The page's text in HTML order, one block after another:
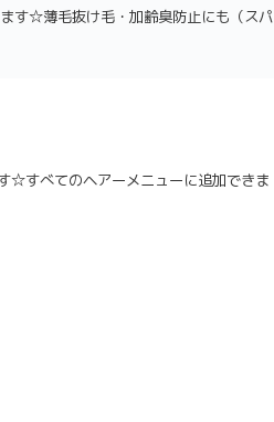
す☆薄毛抜け毛・加齢臭防止にも（スパ
☆すべてのヘアーメニューに追加できま